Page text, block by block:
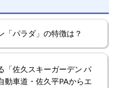
十分にライトアップされてい
毎年訪れていますが、長野の
させられます。リゾート全体
しい時間を過ごせました。滑
ます。温泉やスパ、レストラ
「パラダ」の特徴は？
「佐久スキーガーデン パ
動車道・佐久平PAからエ